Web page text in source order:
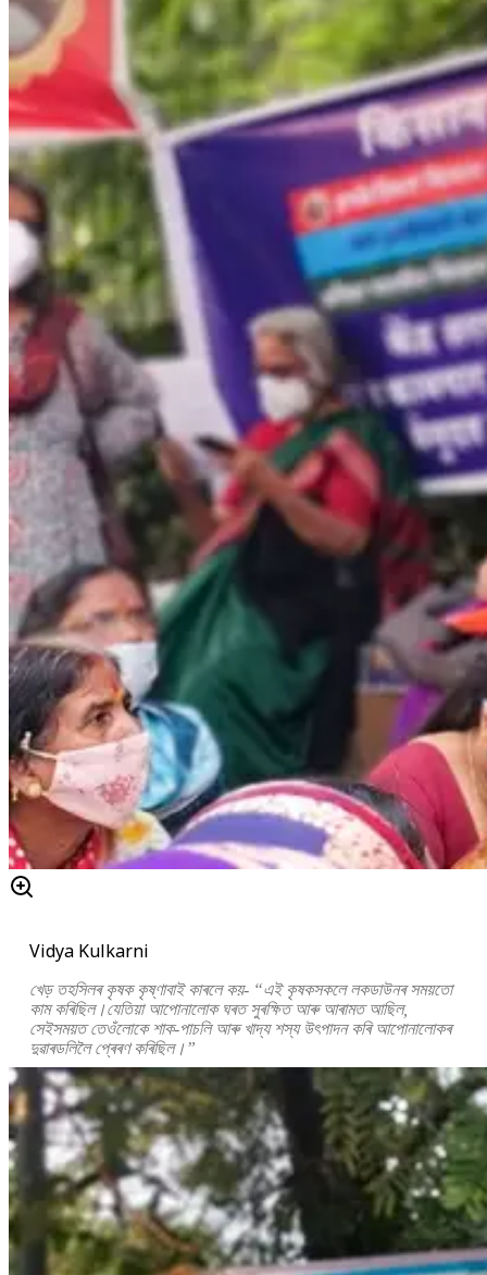
Vidya Kulkarni
খেড় তহসিলৰ কৃষক কৃষ্ণাবাই কাৰলে কয়- “এই কৃষকসকলে লকডাউনৰ সময়তো
কাম কৰিছিল।যেতিয়া আপোনালোক ঘৰত সুৰক্ষিত আৰু আৰামত আছিল,
সেইসময়ত তেওঁলোকে শাক-পাচলি আৰু খাদ্য শস্য উৎপাদন কৰি আপোনালোকৰ
দুৱাৰডলিলৈ প্ৰেৰণ কৰিছিল।”